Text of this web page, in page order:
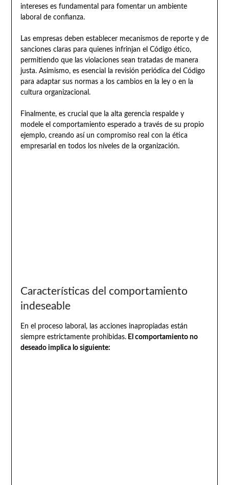
intereses es fundamental para fomentar un ambiente
laboral de confianza.
Las empresas deben establecer mecanismos de reporte y de
sanciones claras para quienes infrinjan el Código ético,
permitiendo que las violaciones sean tratadas de manera
justa. Asimismo, es esencial la revisión periódica del Código
para adaptar sus normas a los cambios en la ley o en la
cultura organizacional.
Finalmente, es crucial que la alta gerencia respalde y
modele el comportamiento esperado a través de su propio
ejemplo, creando así un compromiso real con la ética
empresarial en todos los niveles de la organización.
Características del comportamiento
indeseable
En el proceso laboral, las acciones inapropiadas están
siempre estrictamente prohibidas.El comportamiento no
deseado implica lo siguiente: